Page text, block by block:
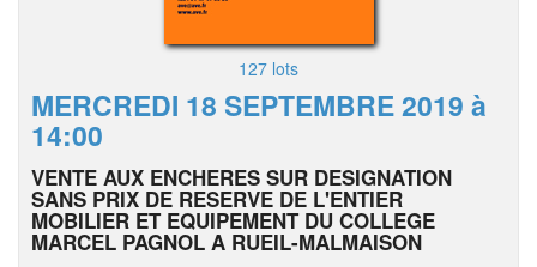
127 lots
MERCREDI 18 SEPTEMBRE 2019 à
14:00
VENTE AUX ENCHERES SUR DESIGNATION
SANS PRIX DE RESERVE DE L'ENTIER
MOBILIER ET EQUIPEMENT DU COLLEGE
MARCEL PAGNOL A RUEIL-MALMAISON